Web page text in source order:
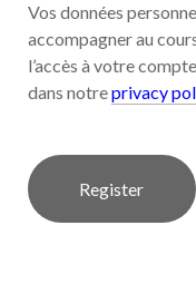
Vos données
accompagner au
l’accès à votre
dans notreprivacy
Register